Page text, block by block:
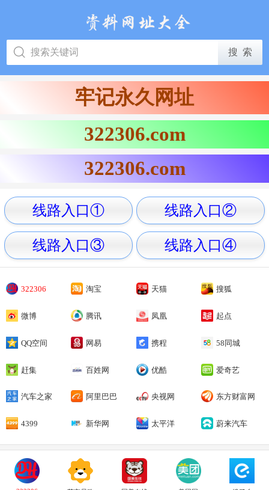
牢记永久网址
322306.com
322306.com
线路入口① 线路入口②
线路入口③ 线路入口④
322306 淘宝 天猫 搜狐
微博 腾讯 凤凰 起点
QQ空间 网易 携程 58同城
赶集 百姓网 优酷 爱奇艺
汽车之家 阿里巴巴 央视网 东方财富网
4399 新华网 太平洋 蔚来汽车